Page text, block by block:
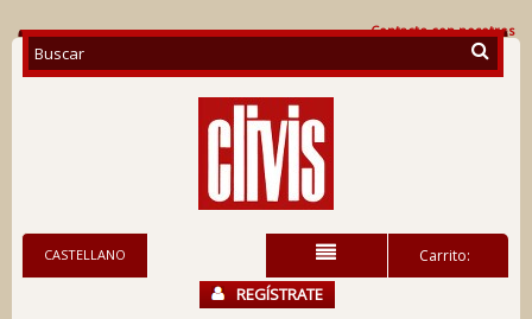
Contacte con nosotros
Carrito:
CASTELLANO
REGÍSTRATE